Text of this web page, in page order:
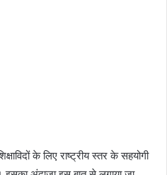
के लिए राष्ट्रीय स्तर के सहयोगी